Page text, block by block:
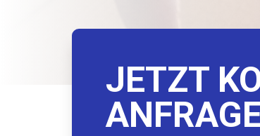
JETZT